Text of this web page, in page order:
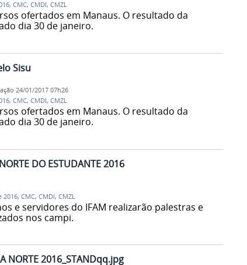
, CMC, CMDI, CMZL
ofertados em Manaus. O resultado da
dia 30 de janeiro.
Sisu
24/01/2017 07h26
, CMC, CMDI, CMZL
ofertados em Manaus. O resultado da
dia 30 de janeiro.
DO ESTUDANTE 2016
2016, CMC, CMDI, CMZL
e servidores do IFAM realizarão palestras e
nos campi.
NORTE 2016_STANDqq.jpg